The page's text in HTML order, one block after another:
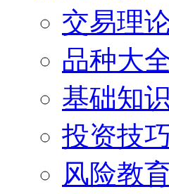
交易理
品种大
基础知识
投资技
风险教